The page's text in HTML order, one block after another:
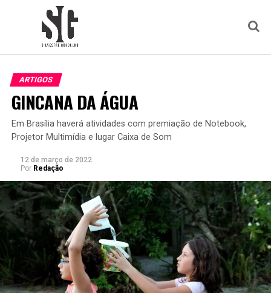
ARTIGOS
GINCANA DA ÁGUA
Em Brasília haverá atividades com premiação de Notebook,
Projetor Multimídia e lugar Caixa de Som
12 de março de 2022
Por Redação